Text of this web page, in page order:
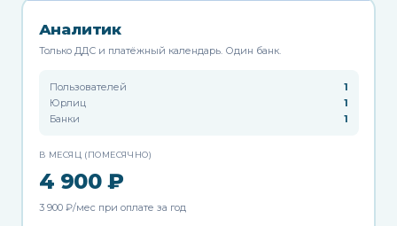
Аналитик
Только ДДС и платёжный календарь. Один банк.
Пользователей
1
Юрлиц
1
Банки
1
В МЕСЯЦ (ПОМЕСЯЧНО)
4 900 ₽
3 900 ₽/мес при оплате за год